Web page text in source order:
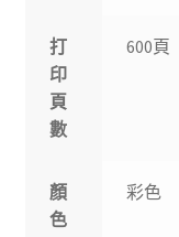
打
印
頁
數
600頁
顏
色
彩色